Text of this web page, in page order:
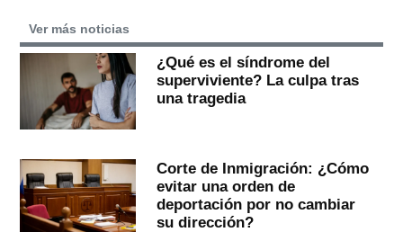
Ver más noticias
¿Qué es el síndrome del
superviviente? La culpa tras
una tragedia
Corte de Inmigración: ¿Cómo
evitar una orden de
deportación por no cambiar
su dirección?